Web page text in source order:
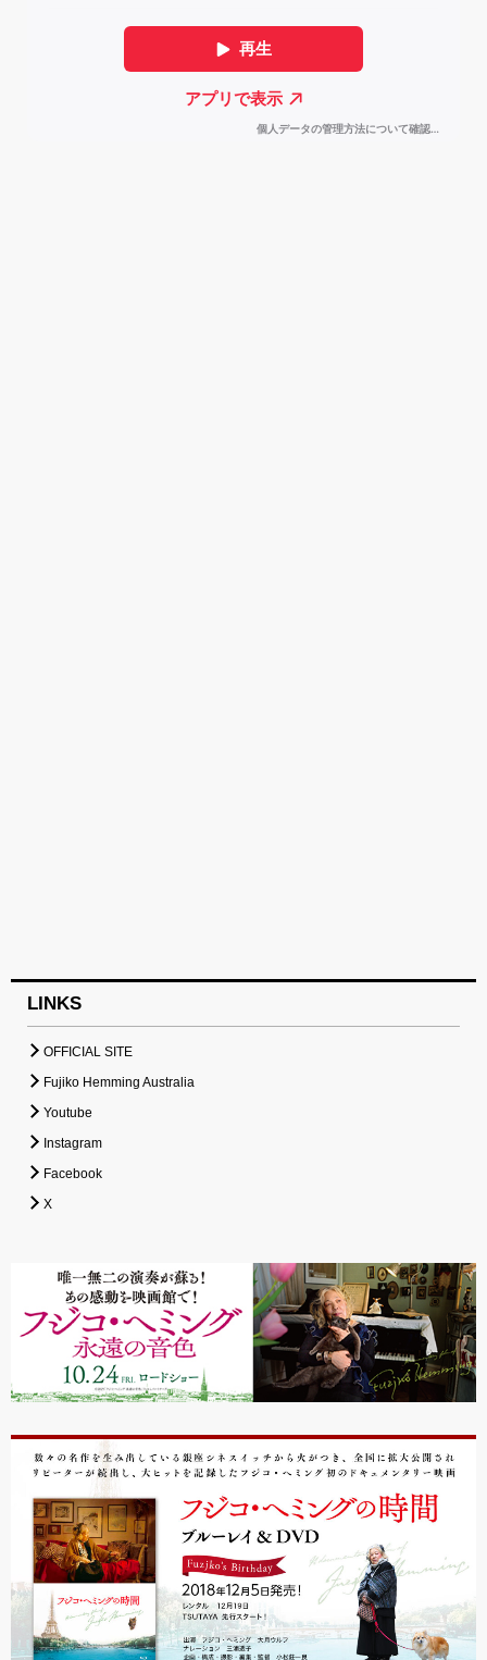
LINKS
OFFICIAL SITE
Fujiko Hemming Australia
Youtube
Instagram
Facebook
X